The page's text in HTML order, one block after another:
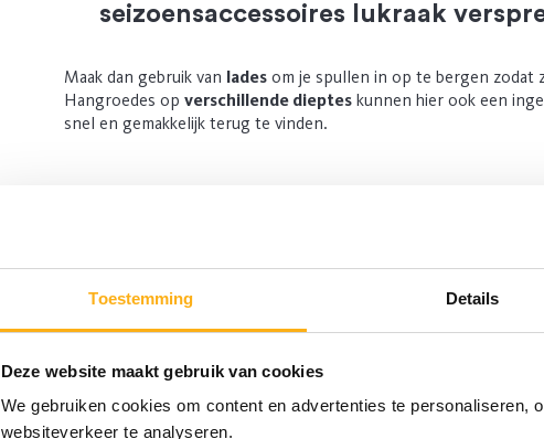
Toestemming Details
Deze website maakt gebruik van cookies
We gebruiken cookies om content en advertenties te personaliseren,
websiteverkeer te analyseren.
seizoensaccessoires lukraak
Maak dan gebruik van lades om je spullen in op te bergen zodat
Hangroedes opverschillende dieptes kunnen hier ook een
snel en gemakkelijk terug te vinden.